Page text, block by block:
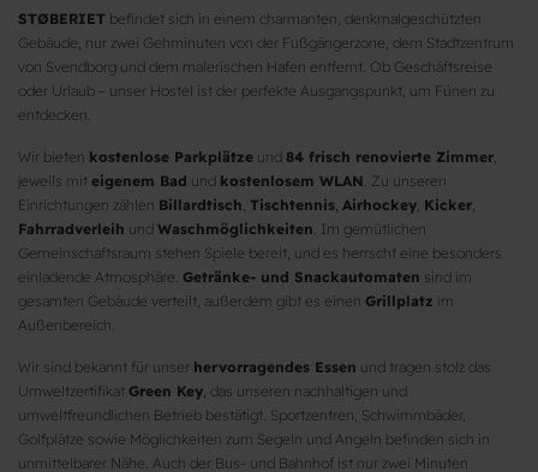
STØBERIET befindet sich in einem charmanten, denkmalgeschützten
Gebäude, nur zwei Gehminuten von der Fußgängerzone, dem Stadtzentrum
von Svendborg und dem malerischen Hafen entfernt. Ob Geschäftsreise
oder Urlaub – unser Hostel ist der perfekte Ausgangspunkt, um Fünen zu
entdecken.
Wir bieten kostenlose Parkplätze und 84 frisch renovierte Zimmer,
jeweils mit eigenem Bad und kostenlosem WLAN. Zu unseren
Einrichtungen zählen Billardtisch, Tischtennis, Airhockey, Kicker,
Fahrradverleih und Waschmöglichkeiten. Im gemütlichen
Gemeinschaftsraum stehen Spiele bereit, und es herrscht eine besonders
einladende Atmosphäre. Getränke- und Snackautomaten sind im
gesamten Gebäude verteilt, außerdem gibt es einen Grillplatz im
Außenbereich.
Wir sind bekannt für unser hervorragendes Essen und tragen stolz das
Umweltzertifikat Green Key, das unseren nachhaltigen und
umweltfreundlichen Betrieb bestätigt. Sportzentren, Schwimmbäder,
Golfplätze sowie Möglichkeiten zum Segeln und Angeln befinden sich in
unmittelbarer Nähe. Auch der Bus- und Bahnhof ist nur zwei Minuten